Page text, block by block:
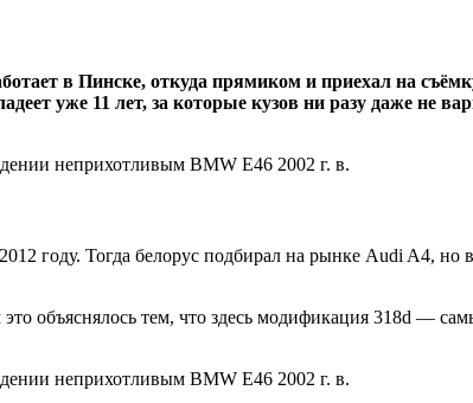
в Пинске, откуда прямиком и приехал на
уже 11 лет, за которые кузов ни разу даже не
году. Тогда белорус подбирал на рынке Audi A4, но
объяснялось тем, что здесь модификация 318d —